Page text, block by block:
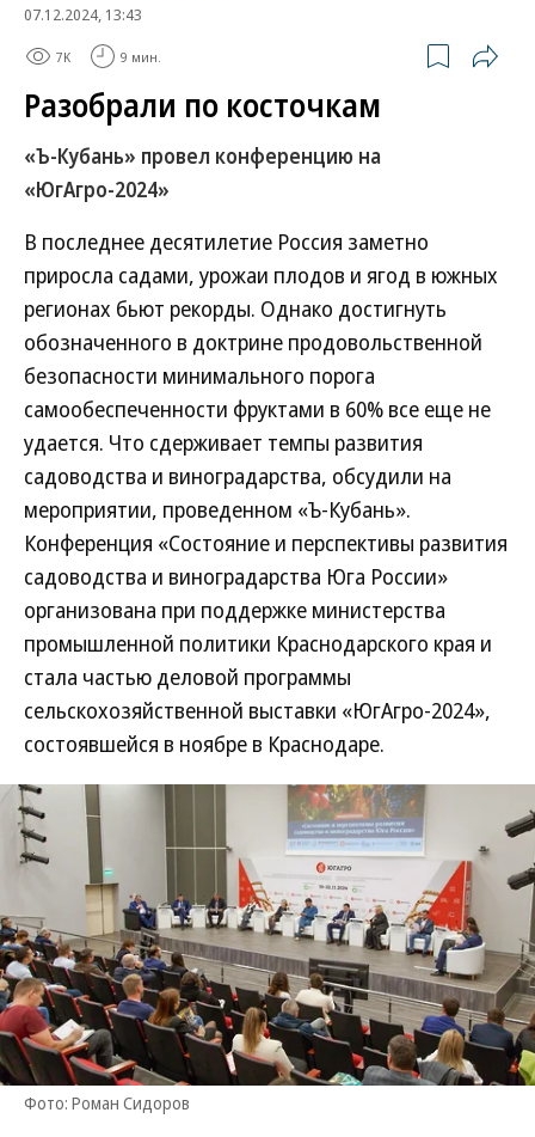
07.12.2024, 13:43
7K 9 мин.
Разобрали по косточкам
«Ъ-Кубань» провел конференцию на
«ЮгАгро-2024»
В последнее десятилетие Россия заметно
приросла садами, урожаи плодов и ягод в южных
регионах бьют рекорды. Однако достигнуть
обозначенного в доктрине продовольственной
безопасности минимального порога
самообеспеченности фруктами в 60% все еще не
удается. Что сдерживает темпы развития
садоводства и виноградарства, обсудили на
мероприятии, проведенном «Ъ-Кубань».
Конференция «Состояние и перспективы развития
садоводства и виноградарства Юга России»
организована при поддержке министерства
промышленной политики Краснодарского края и
стала частью деловой программы
сельскохозяйственной выставки «ЮгАгро-2024»,
состоявшейся в ноябре в Краснодаре.
Фото: Роман Сидоров